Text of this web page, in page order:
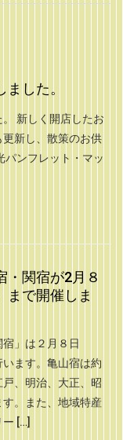
した。
新しく開店したお
新し、散策のお供
パンフレット・マッ
・関宿が2月８
まで開催しま
宿」は２月８日
います。亀山宿は約
、明治、大正、昭
。また、地域特産
[…]